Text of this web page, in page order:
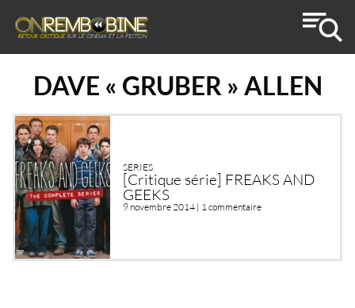
DAVE « GRUBER » ALLEN
SÉRIES
[Critique série] FREAKS AND
GEEKS
9 novembre 2014 | 1 commentaire